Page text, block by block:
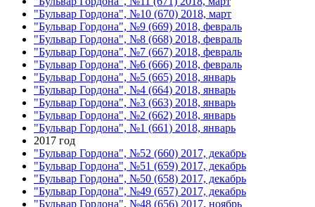
"Бульвар Гордона", №10 (670) 2018, март
"Бульвар Гордона", №9 (669) 2018, февраль
"Бульвар Гордона", №8 (668) 2018, февраль
"Бульвар Гордона", №7 (667) 2018, февраль
"Бульвар Гордона", №6 (666) 2018, февраль
"Бульвар Гордона", №5 (665) 2018, январь
"Бульвар Гордона", №4 (664) 2018, январь
"Бульвар Гордона", №3 (663) 2018, январь
"Бульвар Гордона", №2 (662) 2018, январь
"Бульвар Гордона", №1 (661) 2018, январь
2017 год
"Бульвар Гордона", №52 (660) 2017, декабрь
"Бульвар Гордона", №51 (659) 2017, декабрь
"Бульвар Гордона", №50 (658) 2017, декабрь
"Бульвар Гордона", №49 (657) 2017, декабрь
"Бульвар Гордона", №48 (656) 2017, ноябрь